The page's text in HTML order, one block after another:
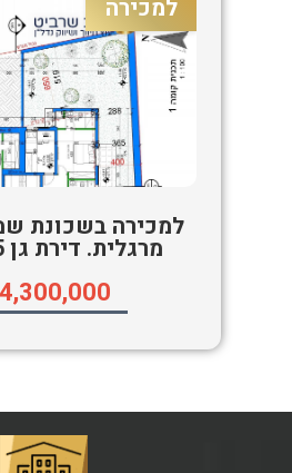
למכירה
למכירה בשכונת
מרגלית. דירת גן 5 חדרים